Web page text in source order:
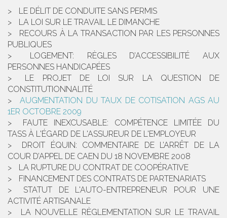
LE DÉLIT DE CONDUITE SANS PERMIS
LA LOI SUR LE TRAVAIL LE DIMANCHE
RECOURS À LA TRANSACTION PAR LES PERSONNES
PUBLIQUES
LOGEMENT: RÈGLES D’ACCESSIBILITÉ AUX
PERSONNES HANDICAPÉES
LE PROJET DE LOI SUR LA QUESTION DE
CONSTITUTIONNALITÉ
AUGMENTATION DU TAUX DE COTISATION AGS AU
1ER OCTOBRE 2009
FAUTE INEXCUSABLE: COMPÉTENCE LIMITÉE DU
TASS À L'ÉGARD DE L'ASSUREUR DE L'EMPLOYEUR
DROIT ÉQUIN: COMMENTAIRE DE L’ARRÊT DE LA
COUR D’APPEL DE CAEN DU 18 NOVEMBRE 2008
LA RUPTURE DU CONTRAT DE COOPÉRATIVE
FINANCEMENT DES CONTRATS DE PARTENARIATS
STATUT DE L'AUTO-ENTREPRENEUR POUR UNE
ACTIVITÉ ARTISANALE
LA NOUVELLE RÈGLEMENTATION SUR LE TRAVAIL